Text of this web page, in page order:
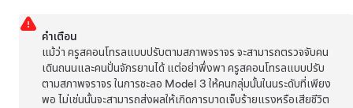
คำเตือน
แม้ว่าครูสคอนโทรลแบบปรับตามสภาพจราจร จะสามารถตรวจจับคน
เดินถนนและคนปั่นจักรยานได้ แต่อย่าพึ่งพาครูสคอนโทรลแบบปรับ
ตามสภาพจราจร ในการชะลอ Model 3 ให้คนกลุ่มนั้นในนระดับที่เพียง
พอ ไม่เช่นนั้นจะสามารถส่งผลให้เกิดการบาดเจ็บร้ายแรงหรือเสียชีวิต